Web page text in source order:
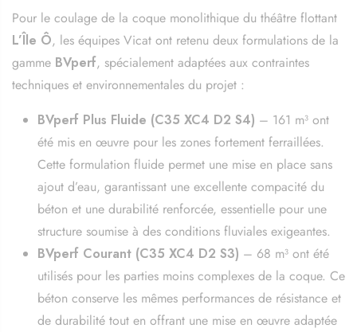
Pour le coulage de la coque monolithique du théâtre flottant
L’Île Ô, les équipes Vicat ont retenu deux formulations de la
gamme BVperf, spécialement adaptées aux contraintes
techniques et environnementales du projet :
BVperf Plus Fluide (C35 XC4 D2 S4) – 161 m³ ont
été mis en œuvre pour les zones fortement ferraillées.
Cette formulation fluide permet une mise en place sans
ajout d’eau, garantissant une excellente compacité du
béton et une durabilité renforcée, essentielle pour une
structure soumise à des conditions fluviales exigeantes.
BVperf Courant (C35 XC4 D2 S3) – 68 m³ ont été
utilisés pour les parties moins complexes de la coque. Ce
béton conserve les mêmes performances de résistance et
de durabilité tout en offrant une mise en œuvre adaptée